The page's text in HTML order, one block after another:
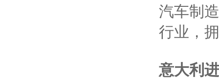
汽车制
行业，
意大利